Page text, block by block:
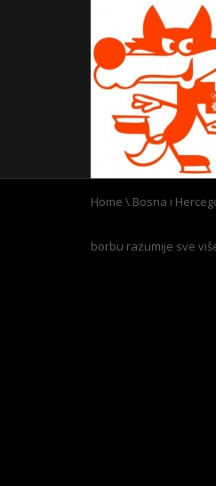
Home \ Bosna i
borbu razumije sve